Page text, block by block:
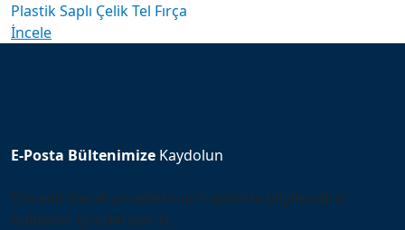
Plastik Saplı Çelik Tel Fırça
İncele
E-Posta Bültenimize Kaydolun
Düzenli olarak projelerimiz hakkında bilgilendirici
bültenler gönderiyoruz.